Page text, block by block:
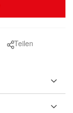
Teilen